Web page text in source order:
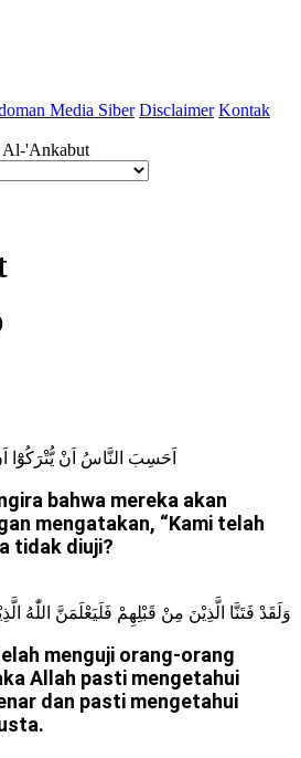
Media Siber Disclaimer Kontak
Al-'Ankabut
اَحَسِبَ النَّاسُ اَنْ يُّتْرَكُوْٓا
bahwa mereka akan
mengatakan, “Kami telah
tidak diuji?
وَلَقَدْ فَتَنَّا الَّذِيْنَ مِنْ قَبْلِهِمْ فَلَيَعْلَمَنَّ اللّٰهُ
menguji orang-orang
Allah pasti mengetahui
dan pasti mengetahui